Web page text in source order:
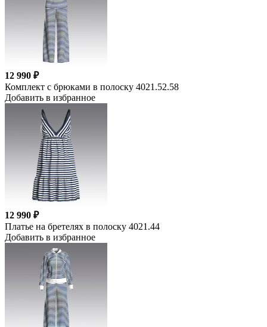
12 990 ₽
Комплект с брюками в полоску 4021.52.58
Добавить в избранное
12 990 ₽
Платье на бретелях в полоску 4021.44
Добавить в избранное